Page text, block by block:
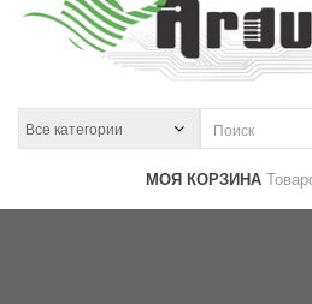
МОЯ КОРЗИНА